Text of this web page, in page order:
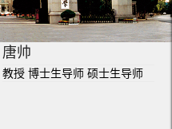
唐帅
教授 博士生导师 硕士生导师